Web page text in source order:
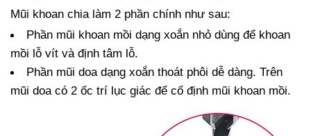
Mũi khoan chia làm 2 phần chính như sau:
Phần mũi khoan mồi dạng xoắn nhỏ dùng để khoan
mồi lỗ vít và định tâm lỗ.
Phần mũi doa dạng xoắn thoát phôi dễ dàng. Trên
mũi doa có 2 ốc trí lục giác để cố định mũi khoan mồi.